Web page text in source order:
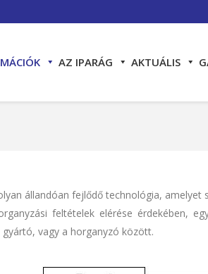
AZ IPARÁG AKTUÁLIS
állandóan fejlődő technológia,
feltételek elérése érdekében,
gyártó, vagy a horganyzó között.